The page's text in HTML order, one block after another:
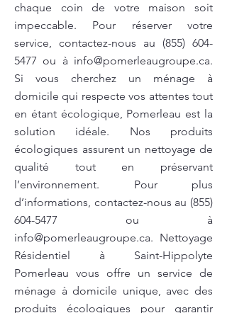
chaque coin de votre maison soit
impeccable. Pour réserver votre
service, contactez-nous au (855) 604-
5477 ou à info@pomerleaugroupe.ca.
Si vous cherchez un ménage à
domicile qui respecte vos attentes tout
en étant écologique, Pomerleau est la
solution idéale. Nos produits
écologiques assurent un nettoyage de
qualité tout en préservant
l’environnement. Pour plus
d’informations, contactez-nous au (855)
604-5477 ou à
info@pomerleaugroupe.ca. Nettoyage
Résidentiel à Saint-Hippolyte
Pomerleau vous offre un service de
ménage à domicile unique, avec des
produits écologiques pour garantir